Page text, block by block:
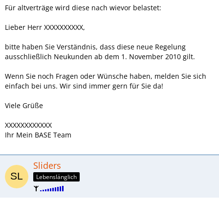
Für altverträge wird diese nach wievor belastet:
Lieber Herr XXXXXXXXXX,
bitte haben Sie Verständnis, dass diese neue Regelung
ausschließlich Neukunden ab dem 1. November 2010 gilt.
Wenn Sie noch Fragen oder Wünsche haben, melden Sie sich
einfach bei uns. Wir sind immer gern für Sie da!
Viele Grüße
XXXXXXXXXXXX
Ihr Mein BASE Team
Sliders
Lebenslänglich